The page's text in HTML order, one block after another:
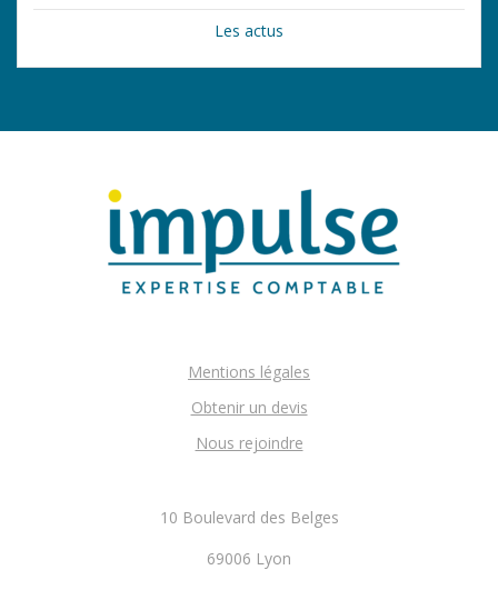
Les actus
Mentions légales
Obtenir un devis
Nous rejoindre
10 Boulevard des Belges
69006 Lyon